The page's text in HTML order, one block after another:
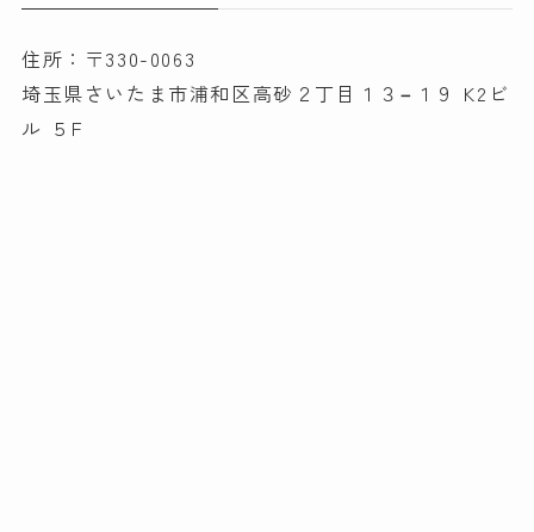
住所：〒330-0063
埼玉県さいたま市浦和区高砂２丁目１３−１９ K2ビ
ル ５F